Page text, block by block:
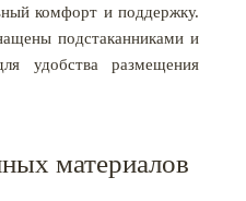
комфорт и поддержку.
подстаканниками и
удобства размещения
материалов